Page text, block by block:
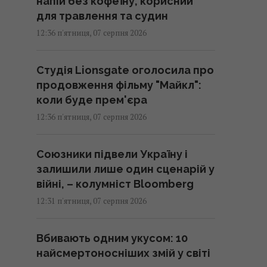
для травлення та судин
12:36 п'ятниця, 07 серпня 2026
Студія Lionsgate оголосила про
продовження фільму "Майкл":
коли буде прем'єра
12:36 п'ятниця, 07 серпня 2026
Союзники підвели Україну і
залишили лише один сценарій у
війні, – колумніст Bloomberg
12:31 п'ятниця, 07 серпня 2026
Вбивають одним укусом: 10
найсмертоносніших змій у світі